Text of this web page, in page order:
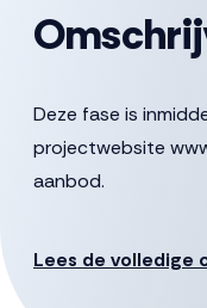
Deze fase is
projectwebsite
aanbod.
Lees de volledige